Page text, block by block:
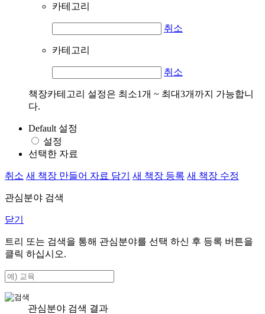
카테고리
취소
카테고리
취소
책장카테고리 설정은 최소1개 ~ 최대3개까지 가능합니
다.
Default 설정
설정
선택한 자료
취소 새 책장 만들어 자료 담기 새 책장 등록 새 책장 수정
관심분야 검색
닫기
트리 또는 검색을 통해 관심분야를 선택 하신 후 등록 버튼을
클릭 하십시오.
관심분야 검색 결과